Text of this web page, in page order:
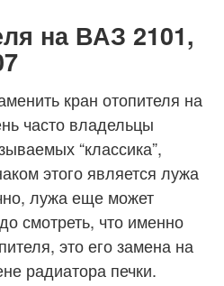
на ВАЗ 2101,
кран отопителя на
часто владельцы
“классика”,
этого является лужа
лужа еще может
смотреть, что именно
это его замена на
радиатора печки.